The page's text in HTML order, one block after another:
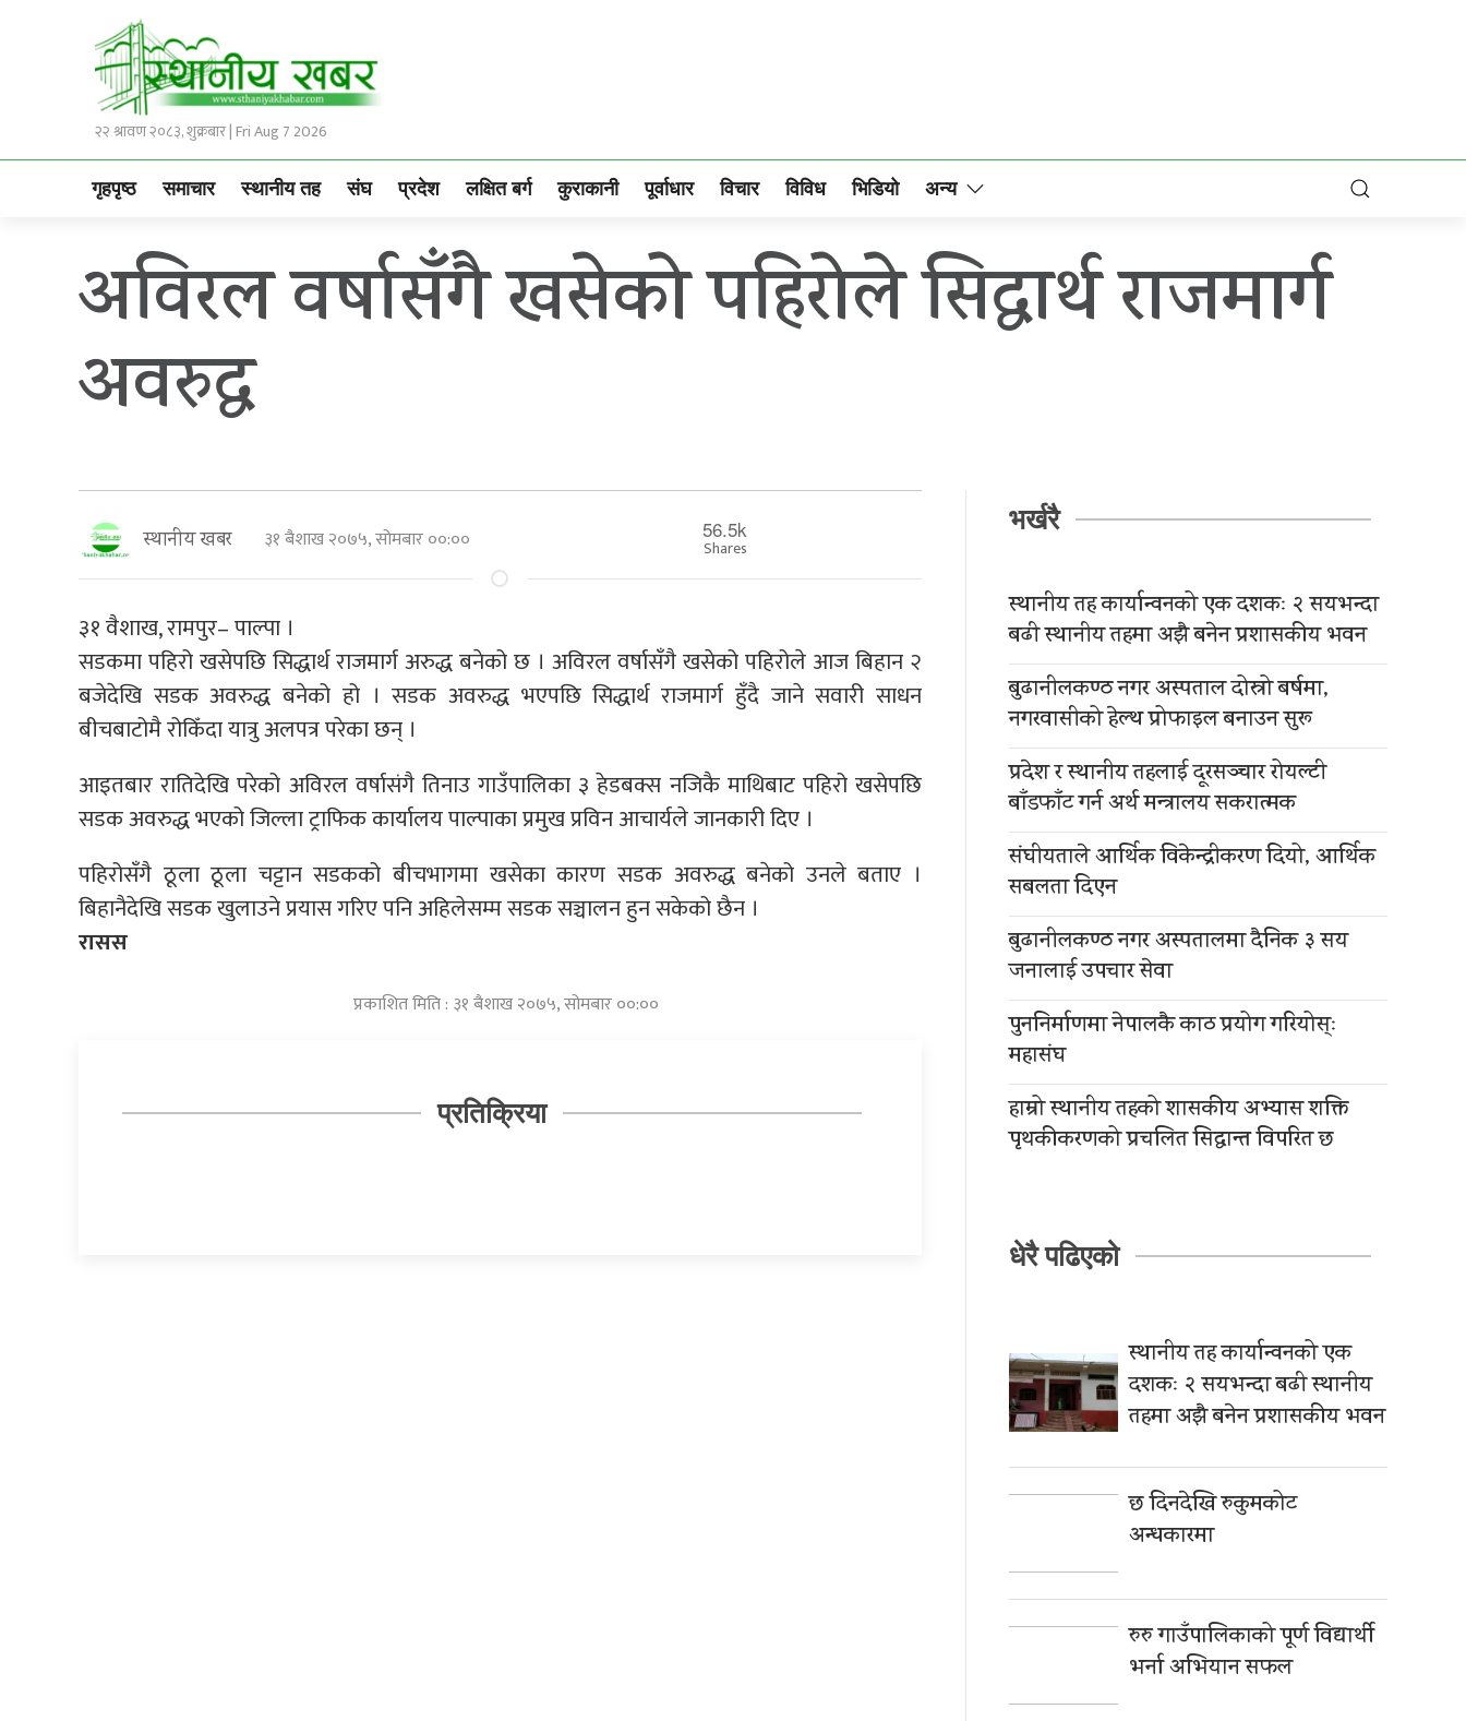
२२ श्रावण २०८३, शुक्रबार | Fri Aug 7 2026
गृहपृष्ठ समाचार स्थानीय तह संघ प्रदेश लक्षित बर्ग कुराकानी पूर्वाधार विचार विविध भिडियो अन्य
अविरल वर्षासँगै खसेको पहिरोले सिद्धार्थ राजमार्ग
अवरुद्ध
स्थानीय खबर ३१ बैशाख २०७५, सोमबार ००:०० 56.5k
Shares
३१ वैशाख, रामपुर– पाल्पा ।
सडकमा पहिरो खसेपछि सिद्धार्थ राजमार्ग अरुद्ध बनेको छ । अविरल वर्षासँगै खसेको पहिरोले आज बिहान २
बजेदेखि सडक अवरुद्ध बनेको हो । सडक अवरुद्ध भएपछि सिद्धार्थ राजमार्ग हुँदै जाने सवारी साधन
बीचबाटोमै रोकिँदा यात्रु अलपत्र परेका छन् ।
आइतबार रातिदेखि परेको अविरल वर्षासंगै तिनाउ गाउँपालिका ३ हेडबक्स नजिकै माथिबाट पहिरो खसेपछि
सडक अवरुद्ध भएको जिल्ला ट्राफिक कार्यालय पाल्पाका प्रमुख प्रविन आचार्यले जानकारी दिए ।
पहिरोसँगै ठूला ठूला चट्टान सडकको बीचभागमा खसेका कारण सडक अवरुद्ध बनेको उनले बताए ।
बिहानैदेखि सडक खुलाउने प्रयास गरिए पनि अहिलेसम्म सडक सञ्चालन हुन सकेको छैन ।
रासस
प्रकाशित मिति : ३१ बैशाख २०७५, सोमबार ००:००
प्रतिक्रिया
भर्खरै
स्थानीय तह कार्यान्वनको एक दशकः २ सयभन्दा
बढी स्थानीय तहमा अझै बनेन प्रशासकीय भवन
बुढानीलकण्ठ नगर अस्पताल दोस्रो बर्षमा,
नगरवासीको हेल्थ प्रोफाइल बनाउन सुरू
प्रदेश र स्थानीय तहलाई दूरसञ्चार रोयल्टी
बाँडफाँट गर्न अर्थ मन्त्रालय सकरात्मक
संघीयताले आर्थिक विकेन्द्रीकरण दियो, आर्थिक
सबलता दिएन
बुढानीलकण्ठ नगर अस्पतालमा दैनिक ३ सय
जनालाई उपचार सेवा
पुननिर्माणमा नेपालकै काठ प्रयोग गरियोस्ः
महासंघ
हाम्रो स्थानीय तहको शासकीय अभ्यास शक्ति
पृथकीकरणको प्रचलित सिद्धान्त विपरित छ
धेरै पढिएको
स्थानीय तह कार्यान्वनको एक
दशकः २ सयभन्दा बढी स्थानीय
तहमा अझै बनेन प्रशासकीय भवन
छ दिनदेखि रुकुमकोट
अन्धकारमा
रुरु गाउँपालिकाको पूर्ण विद्यार्थी
भर्ना अभियान सफल